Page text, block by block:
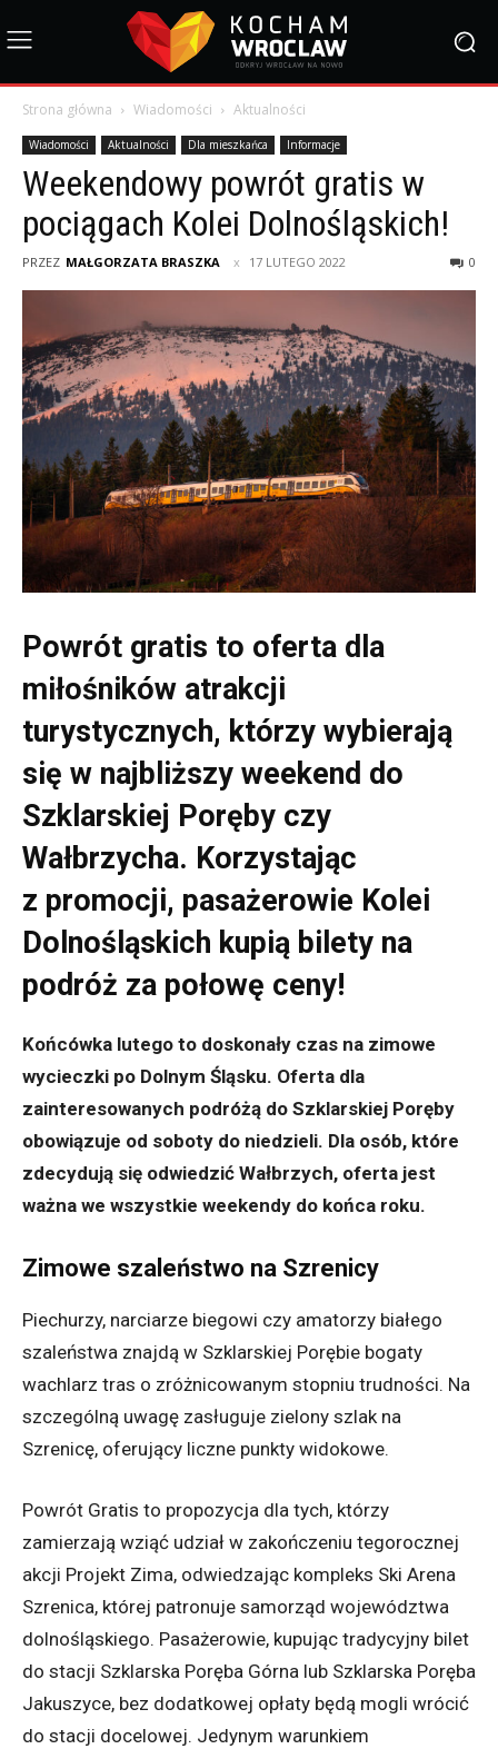
Strona główna Wiadomości Aktualności
Wiadomości Aktualności Dla mieszkańca Informacje
Weekendowy powrót gratis w
pociągach Kolei Dolnośląskich!
PRZEZ MAŁGORZATA BRASZKA 17 LUTEGO 2022 0
Powrót gratis to oferta dla
miłośników atrakcji
turystycznych, którzy wybierają
się w najbliższy weekend do
Szklarskiej Poręby czy
Wałbrzycha. Korzystając
z promocji, pasażerowie Kolei
Dolnośląskich kupią bilety na
podróż za połowę ceny!
Końcówka lutego to doskonały czas na zimowe
wycieczki po Dolnym Śląsku. Oferta dla
zainteresowanych podróżą do Szklarskiej Poręby
obowiązuje od soboty do niedzieli. Dla osób, które
zdecydują się odwiedzić Wałbrzych, oferta jest
ważna we wszystkie weekendy do końca roku.
Zimowe szaleństwo na Szrenicy
Piechurzy, narciarze biegowi czy amatorzy białego
szaleństwa znajdą w Szklarskiej Porębie bogaty
wachlarz tras o zróżnicowanym stopniu trudności. Na
szczególną uwagę zasługuje zielony szlak na
Szrenicę, oferujący liczne punkty widokowe.
Powrót Gratis to propozycja dla tych, którzy
zamierzają wziąć udział w zakończeniu tegorocznej
akcji Projekt Zima, odwiedzając kompleks Ski Arena
Szrenica, której patronuje samorząd województwa
dolnośląskiego. Pasażerowie, kupując tradycyjny bilet
do stacji Szklarska Poręba Górna lub Szklarska Poręba
Jakuszyce, bez dodatkowej opłaty będą mogli wrócić
do stacji docelowej. Jedynym warunkiem